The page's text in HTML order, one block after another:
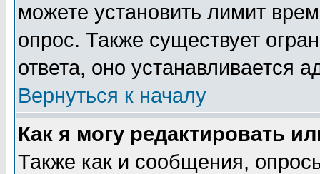
можете установить лимит
опрос. Также существует
ответа, оно устанавливается
Вернуться к началу
Как я могу редактировать
Также как и сообщения,